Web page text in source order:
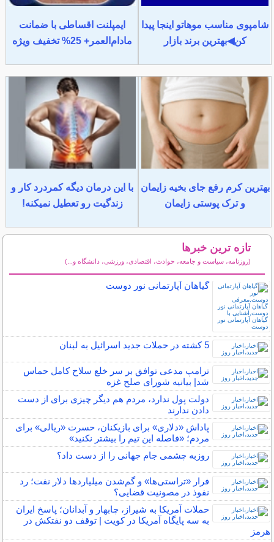
شامپوی مناسب موهاتو اینجا پیدا
کن◀بهترین برند بازار
ایمپلنت اقساطی با ضمانت
مادام‌العمر+ 25% تخفیف ویژه
بهترین کرم رفع جای بخیه زایمان
و ترک پوستی زایمان
با این درمان دیگه کمردرد کار و
زندگیت رو تعطیل نمیکنه!
تازه ترین خبرها
(روزنامه، سیاست و جامعه، حوادث، اقتصادی، ورزشی، دانشگاه و...)
گیاهان آپارتمانی نور دوست
5 کشته در حملات جدید اسرائیل به لبنان
ترامپ مدعی توافق بر سر خلع سلاح کامل حماس
شد| بیانیه شورای صلح غزه
دولت پول ندارد، مردم هم دیگر چیزی برای از دست
دادن ندارند
پاداش «دلاری» برای بازیکنان، حسرت «ریالی» برای
مردم؛ «فاصله این تیم را بیشتر نکنید»
روزبه چشمی جام جهانی را از دست داد؟
فرار «تراستی‌ها» و گم‌شدن میلیاردها دلار نفت؛ رد
نفوذ در مصونیت قضایی؟
حملات آمریکا به شیراز، چابهار و آبدانان؛ پاسخ ایران
به سه پایگاه آمریکا در کویت | توقف دو نفتکش در
هرمز